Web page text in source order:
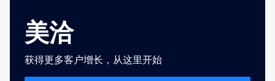
美洽
获得更多客户增长，从这里开始